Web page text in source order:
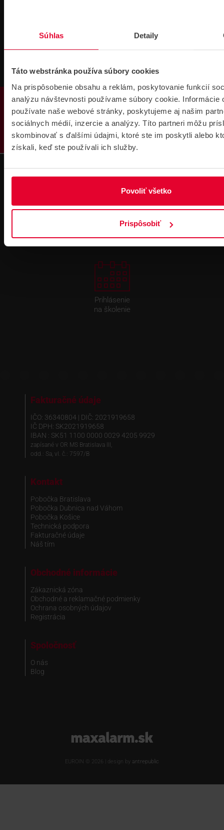
Súhlas Detaily
Táto webstránka používa súbory cookies
Na prispôsobenie obsahu a reklám, poskytovanie funkcií
analýzu návštevnosti používame súbory cookie. Informácie
používate naše webové stránky, poskytujeme aj našim
sociálnych médií, inzercie a analýzy. Títo partneri môžu
skombinovať s ďalšími údajmi, ktoré ste im poskytli alebo
získali, keď ste používali ich služby.
Povoliť všetko
Prispôsobiť
PRODUKTY
Súbory
na stiahnutie
Pre zákazníkov s rámovcovou zmluvou pri
objednávkach nad 300 € bez DPH
Prihlásenie
na školenie
Fakturačné údaje
IČO: 36340804 | DIČ: 2021919658
IČ DPH: SK2021919658
IBAN : SK51 1100 0000 0029 4205 9929
zapísané v OR MS Bratislava III,
odd.: Sa, vl. č.: 7597/B
Kontakt
Pobočka Bratislava
Pobočka Dubnica nad Váhom
Pobočka Košice
Technická podpora
Fakturačné údaje
Náš tím
Obchodné informácie
Zákaznická zóna
Obchodné a reklamačné podmienky
Ochrana osobných údajov
Registrácia
Spoločnosť
O nás
Blog
www.maxalarm.sk
EUROIN © 2026 | design by antrepublic